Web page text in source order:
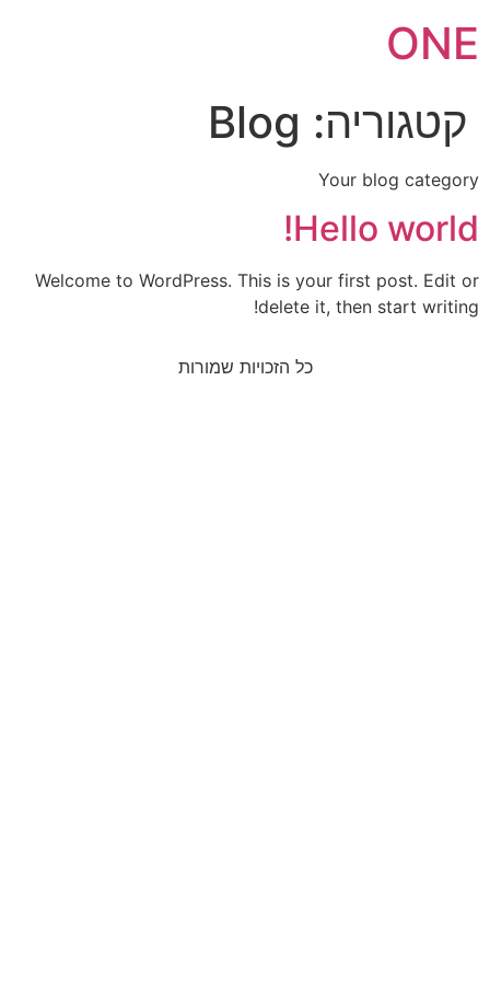
ONE
קטגוריה: Blog
Your blog category
Hello world!
Welcome to WordPress. This is your first post. Edit or
delete it, then start writing!
כל הזכויות שמורות